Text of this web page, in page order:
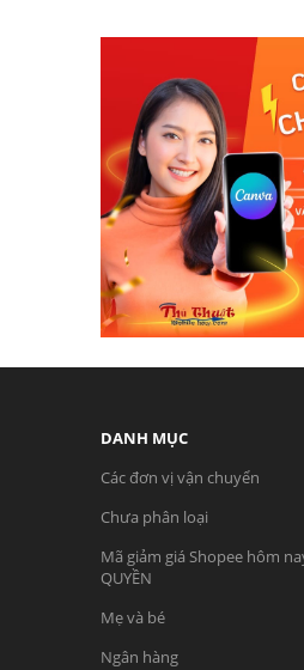
DANH MỤC
Các đơn vị vận chuyển
Chưa phân loại
Mã giảm giá Shopee hôm
QUYỀN
Mẹ và bé
Ngân hàng